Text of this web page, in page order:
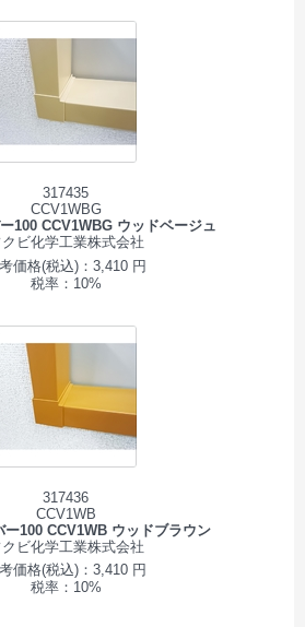
317435
CCV1WBG
100 CCV1WBG ウッドベージュ
クビ化学工業株式会社
価格(税込)：3,410 円
税率：10%
317436
CCV1WB
ー100 CCV1WB ウッドブラウン
クビ化学工業株式会社
価格(税込)：3,410 円
税率：10%